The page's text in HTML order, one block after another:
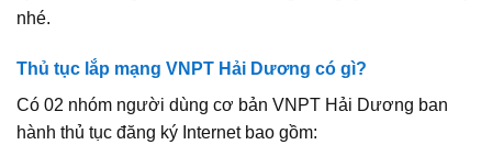
nhé.
Thủ tục lắp mạng VNPT Hải Dương có gì?
Có 02 nhóm người dùng cơ bản VNPT Hải Dương ban
hành thủ tục đăng ký Internet bao gồm: